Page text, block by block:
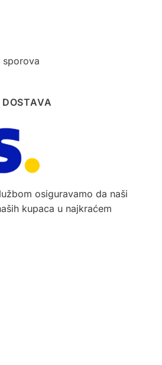
sporova
osiguravamo da naši
kupaca u najkraćem